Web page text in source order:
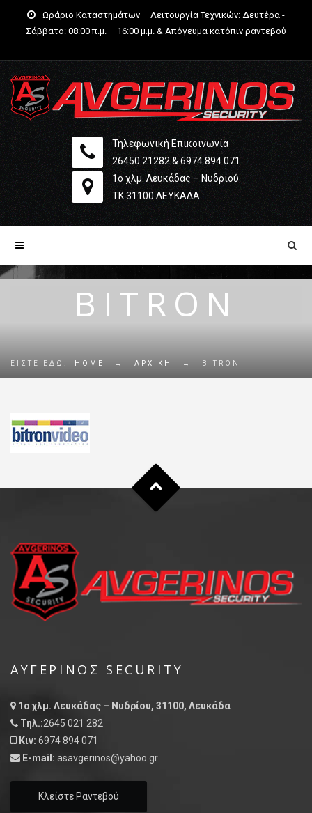
Ωράριο Καταστημάτων – Λειτουργία Τεχνικών: Δευτέρα -
Σάββατο: 08:00 π.μ. – 16:00 μ.μ. & Απόγευμα κατόπιν ραντεβού
Τηλεφωνική Επικοινωνία
26450 21282&6974 894 071
1ο χλμ. Λευκάδας – Νυδριού
ΤΚ 31100 ΛΕΥΚΆΔΑ
BITRON
ΕΊΣΤΕ ΕΔΏ: HOME → ΑΡΧΙΚΉ → BITRON
ΑΥΓΕΡΙΝΌΣ SECURITY
1ο χλμ. Λευκάδας – Νυδρίου, 31100, Λευκάδα
Τηλ.:2645 021 282
Κιν: 6974 894 071
E-mail: asavgerinos@yahoo.gr
Κλείστε Ραντεβού